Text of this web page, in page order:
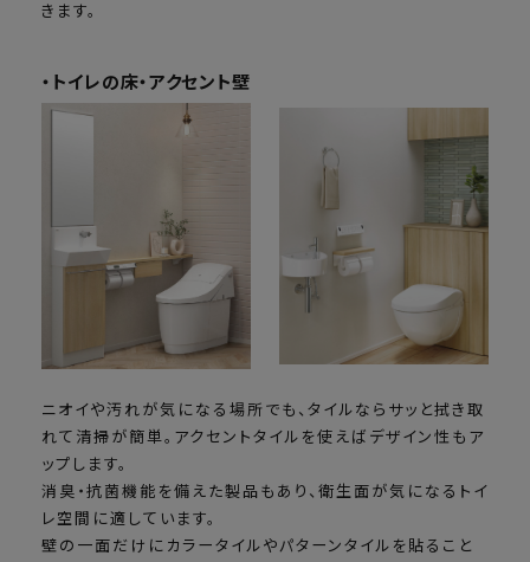
きます。
・トイレの床・アクセント壁
ニオイや汚れが気になる場所でも、タイルならサッと拭き取
れて清掃が簡単。アクセントタイルを使えばデザイン性もア
ップします。
消臭・抗菌機能を備えた製品もあり、衛生面が気になるトイ
レ空間に適しています。
壁の一面だけにカラータイルやパターンタイルを貼ること